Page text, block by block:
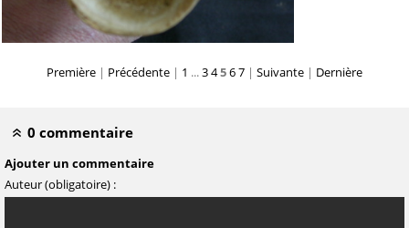
Première | Précédente | 1 ...34567 | Suivante | Dernière
0 commentaire
Ajouter un commentaire
Auteur (obligatoire) :